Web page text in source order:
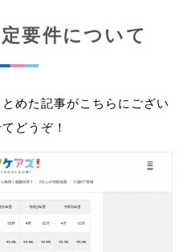
要件について
めた記事がこちらにござい
どうぞ！